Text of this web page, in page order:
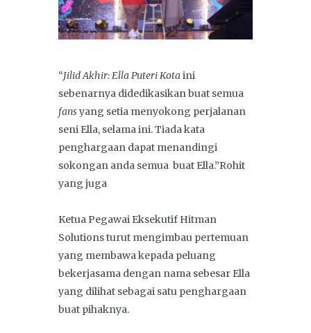
“Jilid Akhir: Ella Puteri Kotaini
sebenarnya didedikasikan buat semua
fansyang setia menyokong perjalanan
seni Ella, selama ini. Tiada kata
penghargaan dapat menandingi
sokongan anda semua buat Ella.”Rohit
yang juga
Ketua Pegawai Eksekutif Hitman
Solutions turut mengimbau pertemuan
yang membawa kepada peluang
bekerjasama dengan nama sebesar Ella
yang dilihat sebagai satu penghargaan
buat pihaknya.